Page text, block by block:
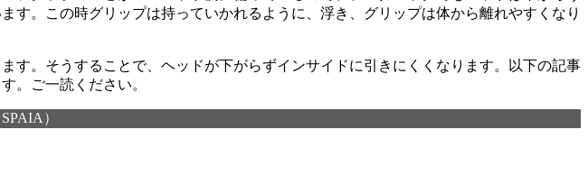
。この時グリップは持っていかれるように、浮き、グリップは体から離れやすくなり
す。そうすることで、ヘッドが下がらずインサイドに引きにくくなります。以下の記事
。ご一読ください。
）